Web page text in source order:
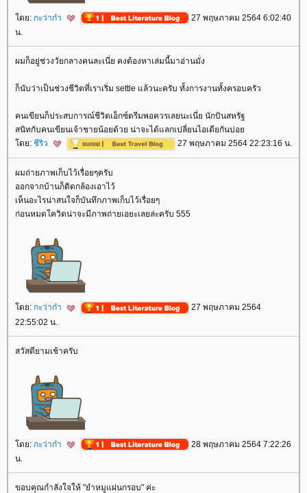
ดย: กะว่าก๋า
27 พฤษภาคม 2564 6:02:40
น.
ผมก็อยู่ช่วงวัยกลางคนละเนี่ย คงต้องหาเล่มนี้มาอ่านมั่ง
ก็นับว่าเป็นช่วงชีวิตที่เราเริ่ม settle แล้วนะครับ ทั้งการงานทั้งครอบครัว
คนเขียนก็ประสบการณ์ชีวิตเอ็กซ์ตรีมพอควรเลยนะเนี่ย นักบินสหรัฐ
สนิทกับคนเขียนเจ้าชายน้อยด้วย น่าจะได้แลกเปลี่ยนไอเดียกันบ่อ
ดย: ชีริว 27 พฤษภาคม 2564 22:23:16 น.
ผมถ่ายภาพเก็บไว้เรื่อยๆครับ
ออกจากบ้านก็ติดกล้องเอาไว้
เห็นอะไรน่าสนใจก็บันทึกภาพเก็บไว้เรื่อยๆ
ก่อนหมดโควิดน่าจะมีภาพถ่ายเอยะเลยล่ะครับ 555
ดย: กะว่าก๋า
27 พฤษภาคม 2564
22:55:02 น.
สวัสดียามเช้าครับ
ดย: กะว่าก๋า
28 พฤษภาคม 2564 7:22:26
น.
ขอบคุณกำลังใจให้ "ยำหมูแผ่นกรอบ" ค่ะ